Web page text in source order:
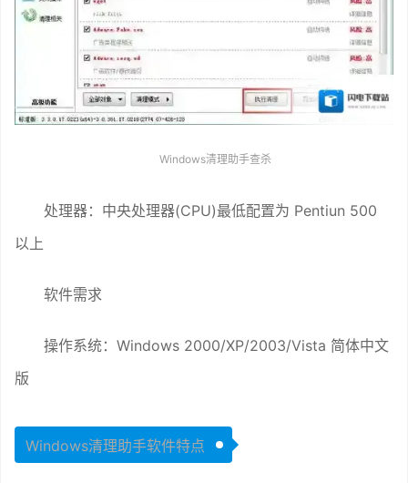
Windows清理助手查杀
处理器：中央处理器(CPU)最低配置为 Pentiun 500
以上
软件需求
操作系统：Windows 2000/XP/2003/Vista 简体中文
版
Windows清理助手软件特点